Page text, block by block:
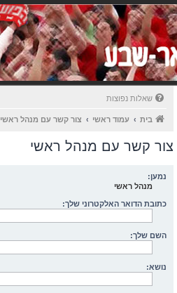
שאלות נפוצות
בית עמוד ראשי צור קשר עם מנהל ראשי
צור קשר עם מנהל ראשי
נמען:
מנהל ראשי
כתובת הדואר האלקטרוני שלך:
השם שלך:
נושא: